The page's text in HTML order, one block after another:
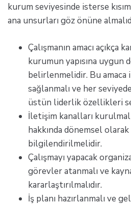
kurum seviyesinde isterse
ana unsurları göz önüne
Çalışmanın amacı açıkça
kurumun yapısına uygun
belirlenmelidir. Bu amaca
sağlanmalı ve her
üstün liderlik özellikleri
İletişim kanalları
hakkında dönemsel
bilgilendirilmelidir.
Çalışmayı yapacak
görevler atanmalı ve
kararlaştırılmalıdır.
İş planı hazırlanmalı ve